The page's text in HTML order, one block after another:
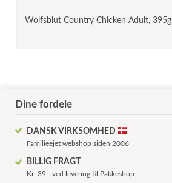
Wolfsblut Country Chicken Adult, 395g
Dine fordele
DANSK VIRKSOMHED
Familieejet webshop siden 2006
BILLIG FRAGT
Kr. 39,- ved levering til Pakkeshop